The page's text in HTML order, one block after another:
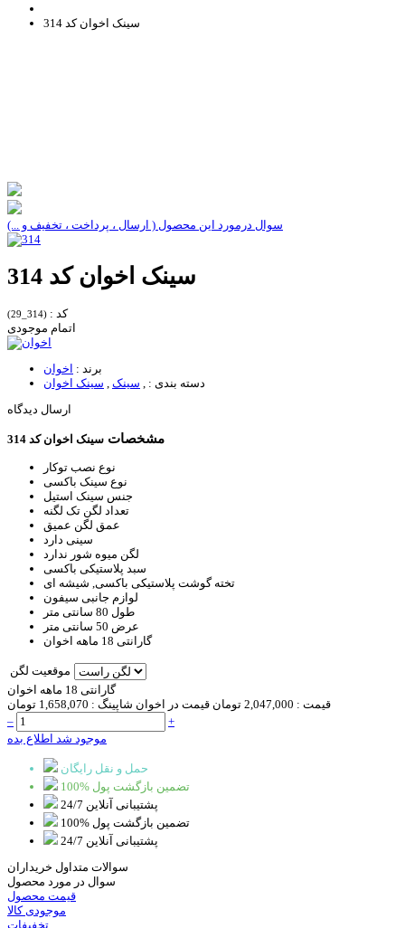
سینک اخوان کد 314
سوال درمورد این محصول ( ارسال ، پرداخت ، تخفیف و ...)
سینک اخوان کد 314
کد : (314_29)
اتمام موجودی
برند : اخوان
دسته بندی :
سینک
سینک اخوان
ارسال دیدگاه
مشخصات سینک اخوان کد 314
نوع نصب توکار
نوع سینک باکسی
جنس سینک استیل
تعداد لگن تک لگنه
عمق لگن عمیق
سینی دارد
لگن میوه شور ندارد
سبد پلاستیکی باکسی
تخته گوشت پلاستیکی باکسی, شیشه ای
لوازم جانبی سیفون
طول 80 سانتی متر
عرض 50 سانتی متر
گارانتی 18 ماهه اخوان
موقعیت لگن
گارانتی 18 ماهه اخوان
قیمت : 2,047,000 تومان قیمت در اخوان شاپینگ : 1,658,070 تومان
–
+
موجود شد اطلاع بده
حمل و نقل رایگان
100% تضمین بازگشت پول
پشتیبانی آنلاین 24/7
100% تضمین بازگشت پول
پشتیبانی آنلاین 24/7
سوالات متداول خریداران
سوال در مورد محصول
قیمت محصول
موجودی کالا
تخفیفات